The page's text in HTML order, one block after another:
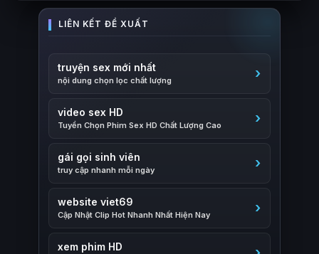
truyện sex mới nhất
nội dung chọn lọc chất lượng
video sex HD
Tuyển Chọn Phim Sex HD Chất Lượng Cao
gái gọi sinh viên
truy cập nhanh mỗi ngày
website viet69
Cập Nhật Clip Hot Nhanh Nhất Hiện Nay
xem phim HD